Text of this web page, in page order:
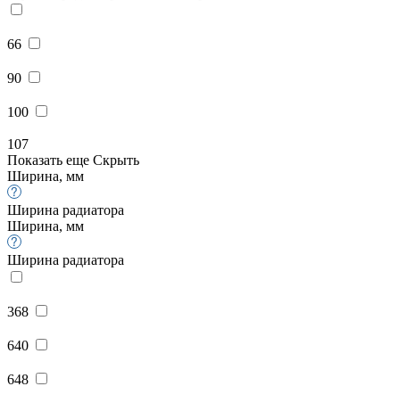
66
90
100
107
Показать еще Скрыть
Ширина, мм
Ширина радиатора
Ширина, мм
Ширина радиатора
368
640
648